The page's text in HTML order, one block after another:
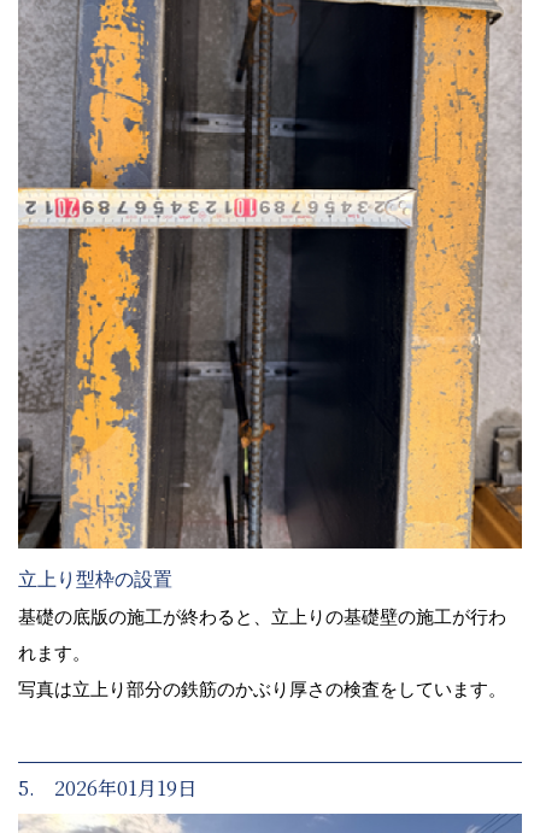
立上り型枠の設置
基礎の底版の施工が終わると、立上りの基礎壁の施工が行わ
れます。
写真は立上り部分の鉄筋のかぶり厚さの検査をしています。
5. 2026年01月19日